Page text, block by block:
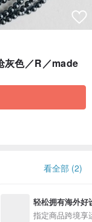
灰色／R／made
看全部 (2)
轻松拥有海外好
指定商品跨境享